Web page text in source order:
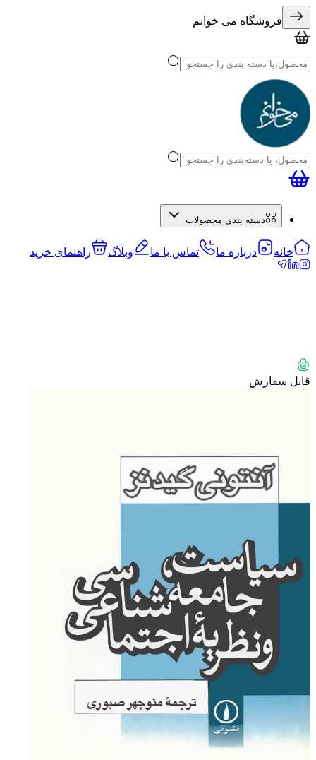
فروشگاه می خوانم
دسته بندی محصولات
خانه درباره ما تماس با ما وبلاگ راهنمای خرید
قابل سفارش